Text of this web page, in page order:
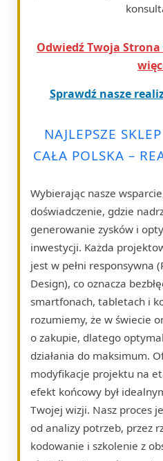
Odwiedź Twoja
Sprawdź nasze
NAJLEPSZE
CAŁA POLSKA –
Wybierając nasze
doświadczenie, gdzie
generowanie zysków i
inwestycji. Każda
jest w pełni responsywna
Design), co oznacza
smartfonach, tabletach i
rozumiemy, że w świecie
o zakupie, dlatego
działania do maksimum.
modyfikacje projektu na
efekt końcowy był
Twojej wizji. Nasz proces
od analizy potrzeb, przez
kodowanie i szkolenie z